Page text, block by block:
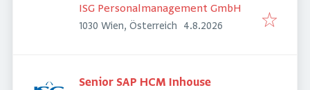
(m/w/d)
ISG Personalmanagement GmbH
1030 Wien, Österreich Veröffentlicht
4.8.2026
Senior SAP HCM Inhouse